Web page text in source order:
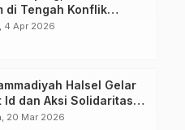
di Tengah Konflik
4 Apr 2026
Halsel Gelar
Id dan Aksi Solidaritas
20 Mar 2026